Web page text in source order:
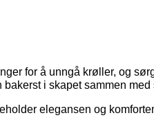
for å unngå krøller, og
i skapet sammen
elegansen og